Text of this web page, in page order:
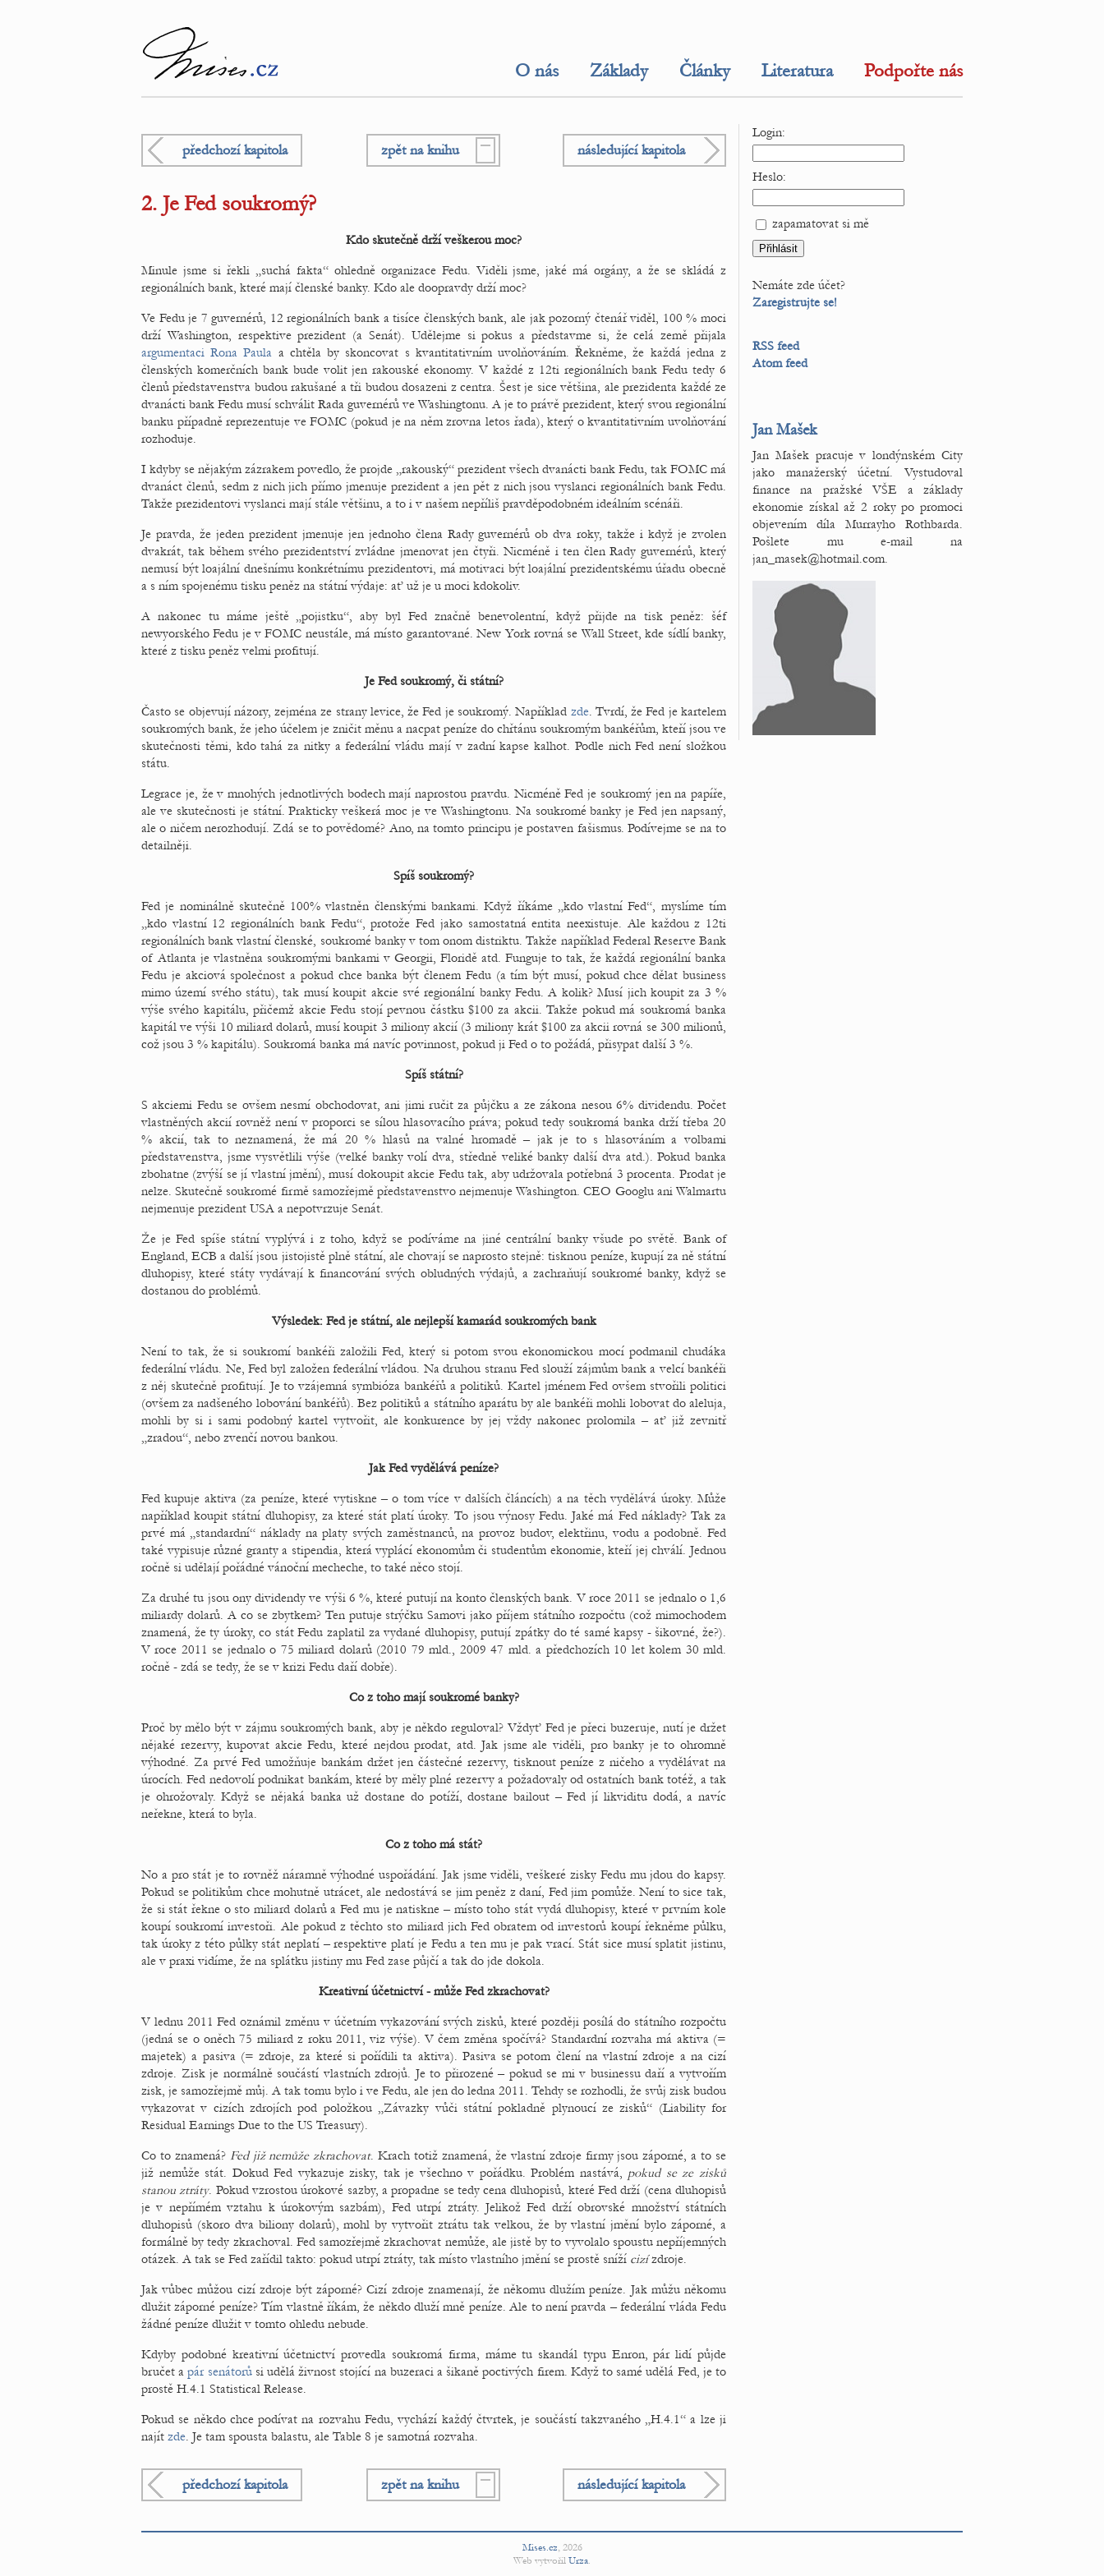
O nás Základy Články Literatura Podpořte nás
předchozí kapitola zpět na knihu následující kapitola
2. Je Fed soukromý?
Kdo skutečně drží veškerou moc?
Minule jsme si řekli „suchá fakta“ ohledně organizace Fedu. Viděli jsme, jaké má orgány, a že se skládá z
regionálních bank, které mají členské banky. Kdo ale doopravdy drží moc?
Ve Fedu je 7 guvernérů, 12 regionálních bank a tisíce členských bank, ale jak pozorný čtenář viděl, 100 % moci
drží Washington, respektive prezident (a Senát). Udělejme si pokus a představme si, že celá země přijala
argumentaci Rona Paula a chtěla by skoncovat s kvantitativním uvolňováním. Řekněme, že každá jedna z
členských komerčních bank bude volit jen rakouské ekonomy. V každé z 12ti regionálních bank Fedu tedy 6
členů představenstva budou rakušané a tři budou dosazeni z centra. Šest je sice většina, ale prezidenta každé ze
dvanácti bank Fedu musí schválit Rada guvernérů ve Washingtonu. A je to právě prezident, který svou regionální
banku případně reprezentuje ve FOMC (pokud je na něm zrovna letos řada), který o kvantitativním uvolňování
rozhoduje.
I kdyby se nějakým zázrakem povedlo, že projde „rakouský“ prezident všech dvanácti bank Fedu, tak FOMC má
dvanáct členů, sedm z nich jich přímo jmenuje prezident a jen pět z nich jsou vyslanci regionálních bank Fedu.
Takže prezidentovi vyslanci mají stále většinu, a to i v našem nepříliš pravděpodobném ideálním scénáři.
Je pravda, že jeden prezident jmenuje jen jednoho člena Rady guvernérů ob dva roky, takže i když je zvolen
dvakrát, tak během svého prezidentství zvládne jmenovat jen čtyři. Nicméně i ten člen Rady guvernérů, který
nemusí být loajální dnešnímu konkrétnímu prezidentovi, má motivaci být loajální prezidentskému úřadu obecně
a s ním spojenému tisku peněz na státní výdaje: ať už je u moci kdokoliv.
A nakonec tu máme ještě „pojistku“, aby byl Fed značně benevolentní, když přijde na tisk peněz: šéf
newyorského Fedu je v FOMC neustále, má místo garantované. New York rovná se Wall Street, kde sídlí banky,
které z tisku peněz velmi profitují.
Je Fed soukromý, či státní?
Často se objevují názory, zejména ze strany levice, že Fed je soukromý. Například zde. Tvrdí, že Fed je kartelem
soukromých bank, že jeho účelem je zničit měnu a nacpat peníze do chřtánu soukromým bankéřům, kteří jsou ve
skutečnosti těmi, kdo tahá za nitky a federální vládu mají v zadní kapse kalhot. Podle nich Fed není složkou
státu.
Legrace je, že v mnohých jednotlivých bodech mají naprostou pravdu. Nicméně Fed je soukromý jen na papíře,
ale ve skutečnosti je státní. Prakticky veškerá moc je ve Washingtonu. Na soukromé banky je Fed jen napsaný,
ale o ničem nerozhodují. Zdá se to povědomé? Ano, na tomto principu je postaven fašismus. Podívejme se na to
detailněji.
Spíš soukromý?
Fed je nominálně skutečně 100% vlastněn členskými bankami. Když říkáme „kdo vlastní Fed“, myslíme tím
„kdo vlastní 12 regionálních bank Fedu“, protože Fed jako samostatná entita neexistuje. Ale každou z 12ti
regionálních bank vlastní členské, soukromé banky v tom onom distriktu. Takže například Federal Reserve Bank
of Atlanta je vlastněna soukromými bankami v Georgii, Floridě atd. Funguje to tak, že každá regionální banka
Fedu je akciová společnost a pokud chce banka být členem Fedu (a tím být musí, pokud chce dělat business
mimo území svého státu), tak musí koupit akcie své regionální banky Fedu. A kolik? Musí jich koupit za 3 %
výše svého kapitálu, přičemž akcie Fedu stojí pevnou částku $100 za akcii. Takže pokud má soukromá banka
kapitál ve výši 10 miliard dolarů, musí koupit 3 miliony akcií (3 miliony krát $100 za akcii rovná se 300 milionů,
což jsou 3 % kapitálu). Soukromá banka má navíc povinnost, pokud ji Fed o to požádá, přisypat další 3 %.
Spíš státní?
S akciemi Fedu se ovšem nesmí obchodovat, ani jimi ručit za půjčku a ze zákona nesou 6% dividendu. Počet
vlastněných akcií rovněž není v proporci se sílou hlasovacího práva; pokud tedy soukromá banka drží třeba 20
% akcií, tak to neznamená, že má 20 % hlasů na valné hromadě – jak je to s hlasováním a volbami
představenstva, jsme vysvětlili výše (velké banky volí dva, středně veliké banky další dva atd.). Pokud banka
zbohatne (zvýší se jí vlastní jmění), musí dokoupit akcie Fedu tak, aby udržovala potřebná 3 procenta. Prodat je
nelze. Skutečně soukromé firmě samozřejmě představenstvo nejmenuje Washington. CEO Googlu ani Walmartu
nejmenuje prezident USA a nepotvrzuje Senát.
Že je Fed spíše státní vyplývá i z toho, když se podíváme na jiné centrální banky všude po světě. Bank of
England, ECB a další jsou jistojistě plně státní, ale chovají se naprosto stejně: tisknou peníze, kupují za ně státní
dluhopisy, které státy vydávají k financování svých obludných výdajů, a zachraňují soukromé banky, když se
dostanou do problémů.
Výsledek: Fed je státní, ale nejlepší kamarád soukromých bank
Není to tak, že si soukromí bankéři založili Fed, který si potom svou ekonomickou mocí podmanil chudáka
federální vládu. Ne, Fed byl založen federální vládou. Na druhou stranu Fed slouží zájmům bank a velcí bankéři
z něj skutečně profitují. Je to vzájemná symbióza bankéřů a politiků. Kartel jménem Fed ovšem stvořili politici
(ovšem za nadšeného lobování bankéřů). Bez politiků a státního aparátu by ale bankéři mohli lobovat do aleluja,
mohli by si i sami podobný kartel vytvořit, ale konkurence by jej vždy nakonec prolomila – ať již zevnitř
„zradou“, nebo zvenčí novou bankou.
Jak Fed vydělává peníze?
Fed kupuje aktiva (za peníze, které vytiskne – o tom více v dalších článcích) a na těch vydělává úroky. Může
například koupit státní dluhopisy, za které stát platí úroky. To jsou výnosy Fedu. Jaké má Fed náklady? Tak za
prvé má „standardní“ náklady na platy svých zaměstnanců, na provoz budov, elektřinu, vodu a podobně. Fed
také vypisuje různé granty a stipendia, která vyplácí ekonomům či studentům ekonomie, kteří jej chválí. Jednou
ročně si udělají pořádné vánoční mecheche, to také něco stojí.
Za druhé tu jsou ony dividendy ve výši 6 %, které putují na konto členských bank. V roce 2011 se jednalo o 1,6
miliardy dolarů. A co se zbytkem? Ten putuje strýčku Samovi jako příjem státního rozpočtu (což mimochodem
znamená, že ty úroky, co stát Fedu zaplatil za vydané dluhopisy, putují zpátky do té samé kapsy - šikovné, že?).
V roce 2011 se jednalo o 75 miliard dolarů (2010 79 mld., 2009 47 mld. a předchozích 10 let kolem 30 mld.
ročně - zdá se tedy, že se v krizi Fedu daří dobře).
Co z toho mají soukromé banky?
Proč by mělo být v zájmu soukromých bank, aby je někdo reguloval? Vždyť Fed je přeci buzeruje, nutí je držet
nějaké rezervy, kupovat akcie Fedu, které nejdou prodat, atd. Jak jsme ale viděli, pro banky je to ohromně
výhodné. Za prvé Fed umožňuje bankám držet jen částečné rezervy, tisknout peníze z ničeho a vydělávat na
úrocích. Fed nedovolí podnikat bankám, které by měly plné rezervy a požadovaly od ostatních bank totéž, a tak
je ohrožovaly. Když se nějaká banka už dostane do potíží, dostane bailout – Fed jí likviditu dodá, a navíc
neřekne, která to byla.
Co z toho má stát?
No a pro stát je to rovněž náramně výhodné uspořádání. Jak jsme viděli, veškeré zisky Fedu mu jdou do kapsy.
Pokud se politikům chce mohutně utrácet, ale nedostává se jim peněz z daní, Fed jim pomůže. Není to sice tak,
že si stát řekne o sto miliard dolarů a Fed mu je natiskne – místo toho stát vydá dluhopisy, které v prvním kole
koupí soukromí investoři. Ale pokud z těchto sto miliard jich Fed obratem od investorů koupí řekněme půlku,
tak úroky z této půlky stát neplatí – respektive platí je Fedu a ten mu je pak vrací. Stát sice musí splatit jistinu,
ale v praxi vidíme, že na splátku jistiny mu Fed zase půjčí a tak do jde dokola.
Kreativní účetnictví - může Fed zkrachovat?
V lednu 2011 Fed oznámil změnu v účetním vykazování svých zisků, které později posílá do státního rozpočtu
(jedná se o oněch 75 miliard z roku 2011, viz výše). V čem změna spočívá? Standardní rozvaha má aktiva (=
majetek) a pasiva (= zdroje, za které si pořídili ta aktiva). Pasiva se potom člení na vlastní zdroje a na cizí
zdroje. Zisk je normálně součástí vlastních zdrojů. Je to přirozené – pokud se mi v businessu daří a vytvořím
zisk, je samozřejmě můj. A tak tomu bylo i ve Fedu, ale jen do ledna 2011. Tehdy se rozhodli, že svůj zisk budou
vykazovat v cizích zdrojích pod položkou „Závazky vůči státní pokladně plynoucí ze zisků“ (Liability for
Residual Earnings Due to the US Treasury).
Co to znamená? Fed již nemůže zkrachovat. Krach totiž znamená, že vlastní zdroje firmy jsou záporné, a to se
již nemůže stát. Dokud Fed vykazuje zisky, tak je všechno v pořádku. Problém nastává, pokud se ze zisků
stanou ztráty. Pokud vzrostou úrokové sazby, a propadne se tedy cena dluhopisů, které Fed drží (cena dluhopisů
je v nepřímém vztahu k úrokovým sazbám), Fed utrpí ztráty. Jelikož Fed drží obrovské množství státních
dluhopisů (skoro dva biliony dolarů), mohl by vytvořit ztrátu tak velkou, že by vlastní jmění bylo záporné, a
formálně by tedy zkrachoval. Fed samozřejmě zkrachovat nemůže, ale jistě by to vyvolalo spoustu nepříjemných
otázek. A tak se Fed zařídil takto: pokud utrpí ztráty, tak místo vlastního jmění se prostě sníží cizízdroje.
Jak vůbec můžou cizí zdroje být záporné? Cizí zdroje znamenají, že někomu dlužím peníze. Jak můžu někomu
dlužit záporné peníze? Tím vlastně říkám, že někdo dluží mně peníze. Ale to není pravda – federální vláda Fedu
žádné peníze dlužit v tomto ohledu nebude.
Kdyby podobné kreativní účetnictví provedla soukromá firma, máme tu skandál typu Enron, pár lidí půjde
bručet apár senátorůsi udělá živnost stojící na buzeraci a šikaně poctivých firem. Když to samé udělá Fed, je to
prostě H.4.1 Statistical Release.
Pokud se někdo chce podívat na rozvahu Fedu, vychází každý čtvrtek, je součástí takzvaného „H.4.1“ a lze ji
najít zde. Je tam spousta balastu, ale Table 8 je samotná rozvaha.
předchozí kapitola zpět na knihu následující kapitola
Login:
Heslo:
zapamatovat si mě
Nemáte zde účet?
Zaregistrujte se!
RSS feed
Atom feed
Jan Mašek
Jan Mašek pracuje v londýnském City
jako manažerský účetní. Vystudoval
finance na pražské VŠE a základy
ekonomie získal až 2 roky po promoci
objevením díla Murrayho Rothbarda.
Pošlete mu e-mail na
jan_masek@hotmail.com.
Mises.cz, 2026
Web vytvořil Urza.